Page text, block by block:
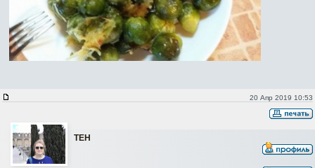
20 Апр 2019 10:53
ТЕН